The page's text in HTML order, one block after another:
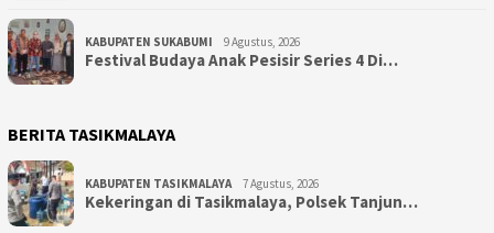
KABUPATEN SUKABUMI 9 Agustus, 2026
Festival Budaya Anak Pesisir Series 4 Di…
BERITA TASIKMALAYA
KABUPATEN TASIKMALAYA 7 Agustus, 2026
Kekeringan di Tasikmalaya, Polsek Tanjun…